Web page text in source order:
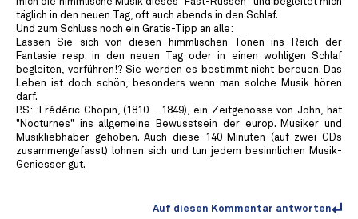
täglich in den neuen Tag, oft auch abends in den Schlaf.
Und zum Schluss noch ein Gratis-Tipp an alle:
Lassen Sie sich von diesen himmlischen Tönen ins Reich der
Fantasie resp. in den neuen Tag oder in einen wohligen Schlaf
begleiten, verführen!? Sie werden es bestimmt nicht bereuen. Das
Leben ist doch schön, besonders wenn man solche Musik hören
darf.
P.S: :Frédéric Chopin, (1810 - 1849), ein Zeitgenosse von John, hat
"Nocturnes" ins allgemeine Bewusstsein der europ. Musiker und
Musikliebhaber gehoben. Auch diese 140 Minuten (auf zwei CDs
zusammengefasst) lohnen sich und tun jedem besinnlichen Musik-
Geniesser gut.
Auf diesen Kommentar antworten